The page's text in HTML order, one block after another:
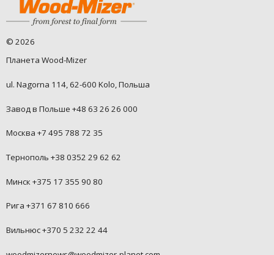
© 2026
Планета Wood-Mizer
ul. Nagorna 114, 62-600 Kolo, Польша
Завод в Польше +48 63 26 26 000
Москва +7 495 788 72 35
Тернополь +38 0352 29 62 62
Минск +375 17 355 90 80
Рига +371 67 810 666
Вильнюс +370 5 232 22 44